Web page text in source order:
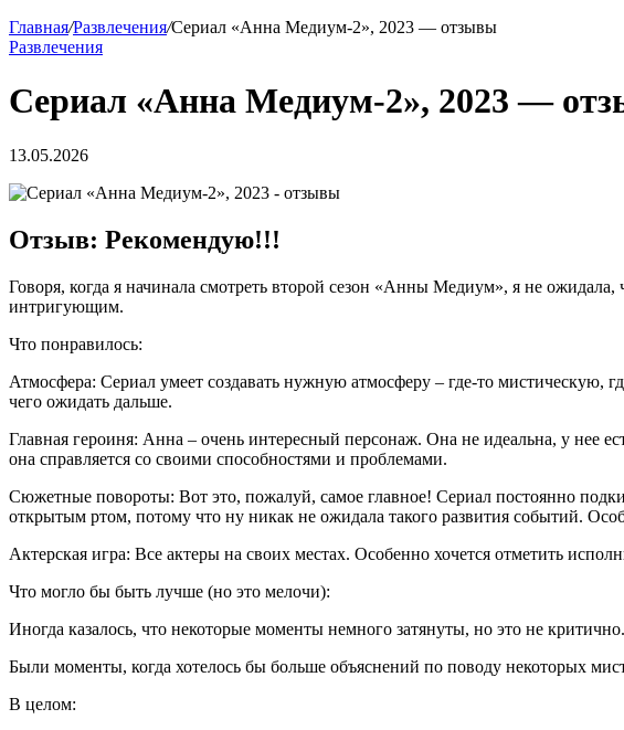
Главная/Развлечения/Сериал «Анна Медиум-2», 2023 — отзывы
Развлечения
Сериал «Анна Медиум-2», 2023 —
13.05.2026
Отзыв: Рекомендую!!!
Говоря, когда я начинала смотреть второй сезон «Анны Медиум», я не
интригующим.
Что понравилось:
Атмосфера: Сериал умеет создавать нужную атмосферу – где-то мистическую,
чего ожидать дальше.
Главная героиня: Анна – очень интересный персонаж. Она не идеальна, у нее
она справляется со своими способностями и проблемами.
Сюжетные повороты: Вот это, пожалуй, самое главное! Сериал постоянно
открытым ртом, потому что ну никак не ожидала такого развития событий.
Актерская игра: Все актеры на своих местах. Особенно хочется отметить
Что могло бы быть лучше (но это мелочи):
Иногда казалось, что некоторые моменты немного затянуты, но это не критично.
Были моменты, когда хотелось бы больше объяснений по поводу некоторых
В целом: